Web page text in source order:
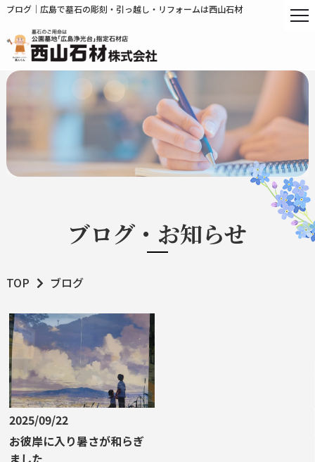
ブログ｜広島で墓石の彫刻・引っ越し・リフォームは西山石材
ブログ・お知らせ
TOP ブログ
2025/09/22
お彼岸に入り暑さが和らぎ
ました